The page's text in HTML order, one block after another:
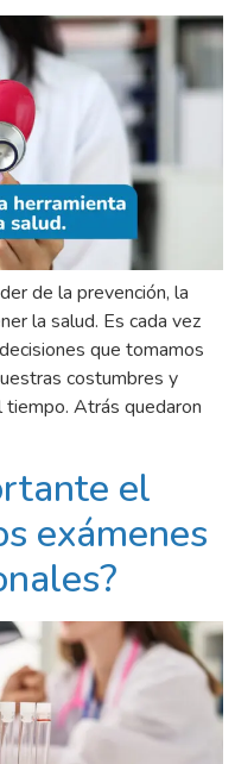
de la prevención, la
la salud. Es cada vez
que tomamos
costumbres y
tiempo. Atrás quedaron
el
exámenes